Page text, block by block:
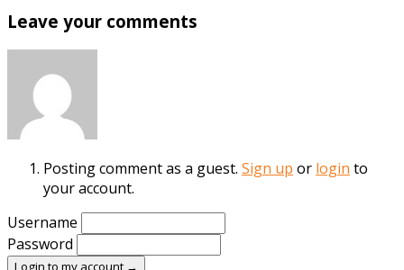
Leave your comments
Posting comment as a guest. Sign up or login to
your account.
Username
Password
Login to my account →